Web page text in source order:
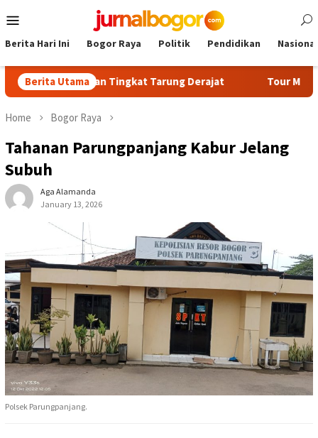
to
Menu
Berita Hari Ini Bogor Raya Politik Pendidikan Nasional
Berita Utama
Kenaikan Tingkat Tarung Derajat Tour Malasari Jadi
Home Bogor Raya
Tahanan Parungpanjang Kabur Jelang
Subuh
Aga Alamanda
January 13, 2026
Polsek Parungpanjang.